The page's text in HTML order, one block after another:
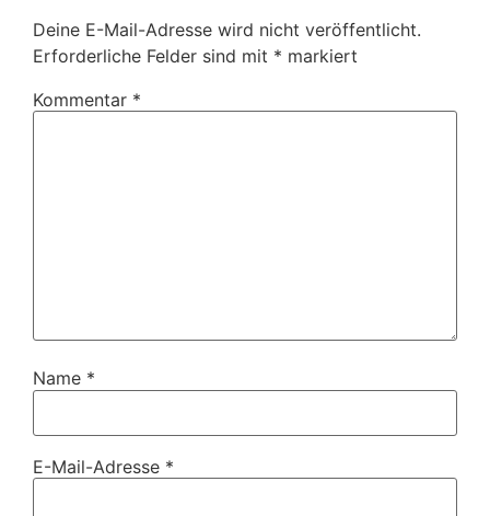
Deine E-Mail-Adresse wird nicht veröffentlicht.
Erforderliche Felder sind mit * markiert
Kommentar *
Name *
E-Mail-Adresse *